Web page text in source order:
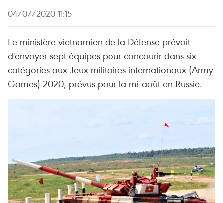
04/07/2020 11:15
Le ministère vietnamien de la Défense prévoit
d'envoyer sept équipes pour concourir dans six
catégories aux Jeux militaires internationaux (Army
Games) 2020, prévus pour la mi-août en Russie.